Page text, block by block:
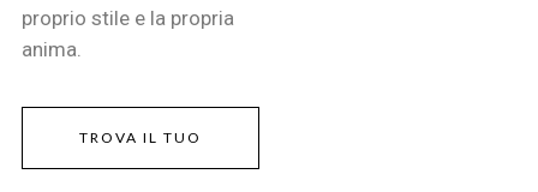
proprio stile e la propria
anima.
TROVA IL TUO